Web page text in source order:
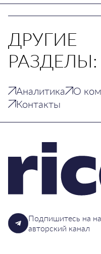
ДРУГИЕ
РАЗДЕЛЫ:
Аналитика О
Контакты
Подпишитесь на
авторский канал